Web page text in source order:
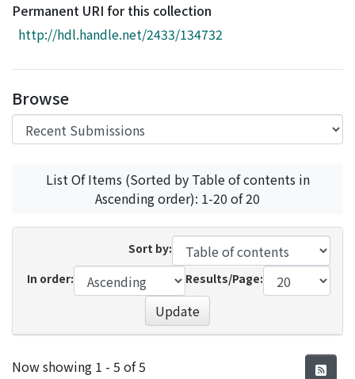
Download Ranking
Access Statistics
Permanent URI for this collection
http://hdl.handle.net/2433/134732
Browse
List Of Items (Sorted by Table of contents in
Ascending order): 1-20 of 20
Sort by:
In order:
Results/Page:
Update
Recent Submissions
Now showing 1 - 5 of 5